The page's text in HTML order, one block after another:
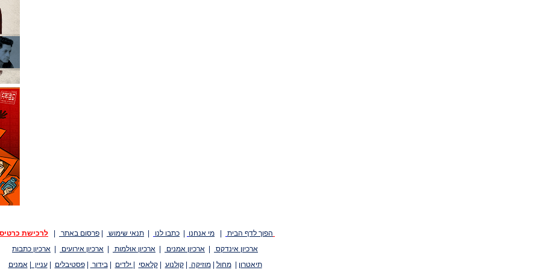
הפוך לדף הבית מי אנחנו כתבו לנו תנאי שימוש פרסום באתר
לרכישת
ארכיון אינדקס
ארכיון אמנים ארכיון אולמות ארכיון אירועים
ארכיון כתבות
תיאטרון
|מחול |מוזיקה |קולנוע |קלאסי ילדים |בידור |פסטיבלים |עניין |אמנים